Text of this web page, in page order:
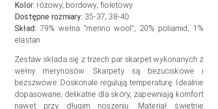
Kolor: różowy, bordowy, fioletowy
Dostępne rozmiary: 35-37, 38-40
Skład: 79% wełna "merino wool", 20% poliamid, 1%
elastan
Zestaw składa się z trzech par skarpet wykonanych z
wełny merynosów. Skarpety są bezuciskowe i
bezszwowe. Doskonale regulują temperaturę. Idealnie
dopasowane, delikatne dla skóry, zapewniają komfort
nawet przy długim noszeniu. Materiał świetnie